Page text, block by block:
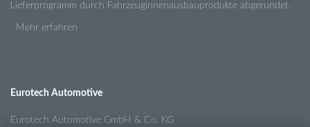
Lieferprogramm durch Fahrzeuginnenausbauprodukte abgerundet.
Mehr erfahren
Eurotech Automotive
Eurotech Automotive GmbH & Co. KG